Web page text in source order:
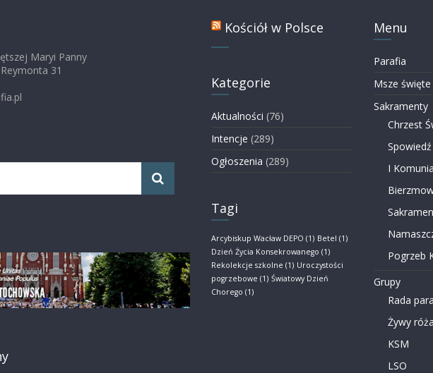
Maryi Panny
31
Kościół w Polsce
Kategorie
Aktualności (76)
Intencje (289)
Ogłoszenia (289)
Tagi
Arcybiskup Wacław DEPO (1) Betel (1)
Dzień Życia Konsekrowanego (1)
Rekolekcje szkolne (1) Uroczystości
pogrzebowe (1) Światowy Dzień
Chorego (1)
Menu
Parafia
Msze święte
Sakramenty
Chrzest
I
Pogrzeb
Grupy
Rada
Żywy
KSM
LSO